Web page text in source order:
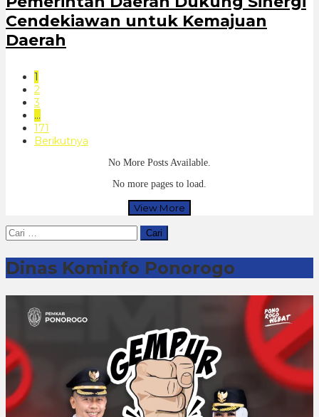
Cendekiawan untuk Kemajuan
Daerah
1
2
3
…
171
Berikutnya
No More Posts Available.
No more pages to load.
View More
Cari
untuk:
Dinas Kominfo Ponorogo